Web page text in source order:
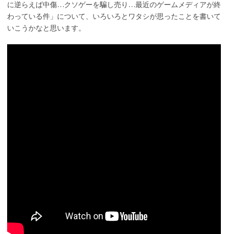
に逆らえば中傷…クソゲーを騙し売り…最近のゲームメディアが終
わっている件」について、いろいろとワタシが思ったことを書いて
いこうかなと思います。